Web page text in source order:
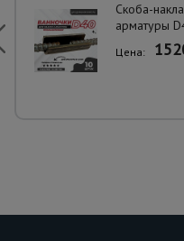
Скоба-
арматуры
Цена: